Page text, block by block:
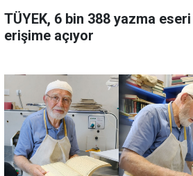
TÜYEK, 6 bin 388 yazma
erişime açıyor